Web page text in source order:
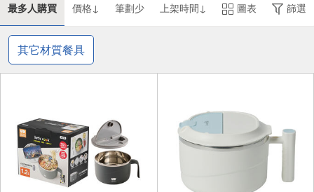
最多人購買 價格↓ 筆劃少 上架時間↓ 圖表 篩選
其它材質餐具